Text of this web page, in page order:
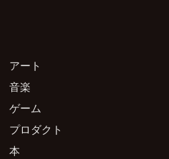
アート
音楽
ゲーム
プロダクト
本